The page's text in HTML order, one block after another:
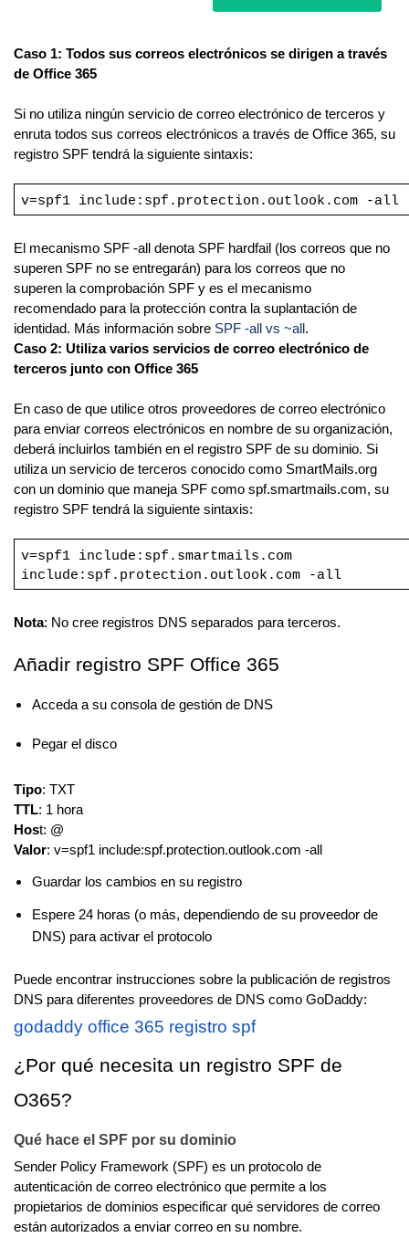
Caso 1: Todos sus correos electrónicos se dirigen a través
de Office 365
Si no utiliza ningún servicio de correo electrónico de terceros y
enruta todos sus correos electrónicos a través de Office 365, su
registro SPF tendrá la siguiente sintaxis:
v=spf1 include:spf.protection.outlook.com -all
El mecanismo SPF -all denota SPF hardfail (los correos que no
superen SPF no se entregarán) para los correos que no
superen la comprobación SPF y es el mecanismo
recomendado para la protección contra la suplantación de
identidad. Más información sobre SPF -all vs ~all .
Caso 2: Utiliza varios servicios de correo electrónico de
terceros junto con Office 365
En caso de que utilice otros proveedores de correo electrónico
para enviar correos electrónicos en nombre de su organización,
deberá incluirlos también en el registro SPF de su dominio. Si
utiliza un servicio de terceros conocido como SmartMails.org
con un dominio que maneja SPF como spf.smartmails.com, su
registro SPF tendrá la siguiente sintaxis:
v=spf1 include:spf.smartmails.com
include:spf.protection.outlook.com -all
Nota: No cree registros DNS separados para terceros.
Añadir registro SPF Office 365
Acceda a su consola de gestión de DNS
Pegar el disco
Tipo: TXT
TTL: 1 hora
Host: @
Valor: v=spf1 include:spf.protection.outlook.com -all
Guardar los cambios en su registro
Espere 24 horas (o más, dependiendo de su proveedor de
DNS) para activar el protocolo
Puede encontrar instrucciones sobre la publicación de registros
DNS para diferentes proveedores de DNS como GoDaddy:
godaddy office 365 registro spf
¿Por qué necesita un registro SPF de
O365?
Qué hace el SPF por su dominio
Sender Policy Framework (SPF) es un protocolo de
autenticación de correo electrónico que permite a los
propietarios de dominios especificar qué servidores de correo
están autorizados a enviar correo en su nombre.